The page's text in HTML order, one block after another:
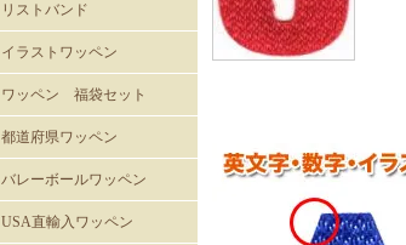
ン
ン
リストバンド
イラストワッペン
ワッペン 福袋セット
都道府県ワッペン
バレーボールワッペン
バレーボール
USA直輸入ワッペン